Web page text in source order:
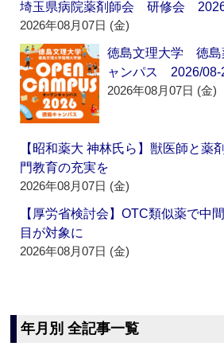
埼玉県病院薬剤師会 研修会
2026年08月07日 (金)
徳島文理大学 徳
ャンパス 2026/08-
2026年08月07日 (金)
【昭和薬大 神林氏ら】獣医師と薬
門教育の充実を
2026年08月07日 (金)
【厚労省検討会】OTC類似薬で中
目が対象に
2026年08月07日 (金)
年月別 全記事一覧